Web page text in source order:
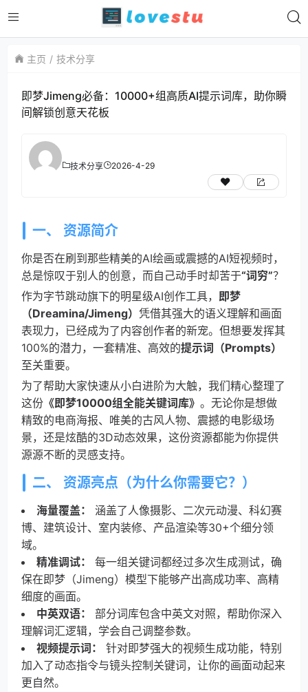
主页 技术分享
即梦Jimeng必备：10000+组高质AI提示词库，助你瞬
间解锁创意天花板
技术分享 2026-4-29
一、 资源简介
你是否在刷到那些精美的AI绘画或震撼的AI短视频时，
总是惊叹于别人的创意，而自己动手时却苦于“词穷”？
作为字节跳动旗下的明星级AI创作工具， 即梦
（Dreamina/Jimeng） 凭借其强大的语义理解和画面
表现力，已经成为了内容创作者的新宠。但想要发挥其
100%的潜力，一套精准、高效的提示词（Prompts）
至关重要。
为了帮助大家快速从小白进阶为大触，我们精心整理了
这份 《即梦10000组全能关键词库》 。无论你是想做
精致的电商海报、唯美的古风人物、震撼的电影级场
景，还是炫酷的3D动态效果，这份资源都能为你提供
源源不断的灵感支持。
二、 资源亮点（为什么你需要它？）
海量覆盖：
涵盖了人像摄影、二次元动漫、科幻赛
博、建筑设计、室内装修、产品渲染等30+个细分领
域。
精准调试：
每一组关键词都经过多次生成测试，确
保在即梦（Jimeng）模型下能够产出高成功率、高精
细度的画面。
中英双语：
部分词库包含中英文对照，帮助你深入
理解词汇逻辑，学会自己调整参数。
视频提示词：
针对即梦强大的视频生成功能，特别
加入了动态指令与镜头控制关键词，让你的画面动起来
更自然。